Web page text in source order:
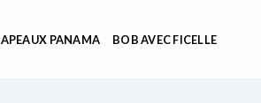
PANAMA BOB AVEC FICELLE